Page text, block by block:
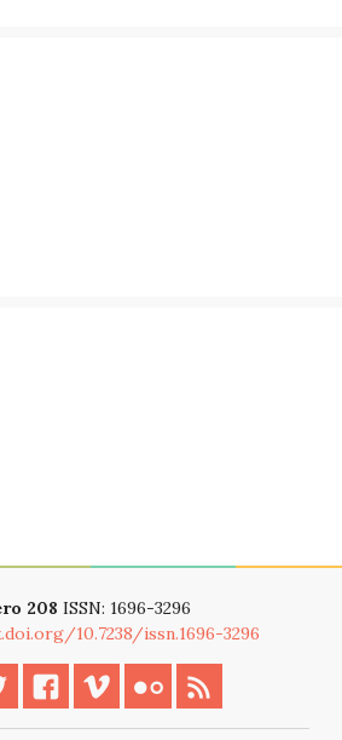
208 ISSN: 1696-3296
10.7238/issn.1696-3296